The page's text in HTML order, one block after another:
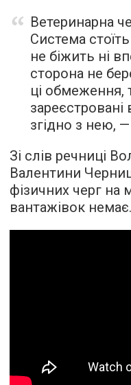
Ветеринарна
Система стоїть
не біжить ні
сторона не
ці обмеження,
зареєстровані
згідно з нею,
Зі слів речниці
Валентини
фізичних черг на
вантажівок немає.